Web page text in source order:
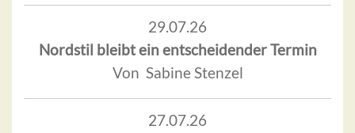
29.07.26
Nordstil bleibt ein entscheidender Termin
Von Sabine Stenzel
27.07.26